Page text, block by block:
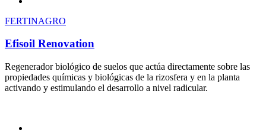
FERTINAGRO
Efisoil Renovation
Regenerador biológico de suelos que actúa directamente sobre las
propiedades químicas y biológicas de la rizosfera y en la planta
activando y estimulando el desarrollo a nivel radicular.